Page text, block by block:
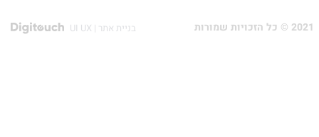
בניית אתר | UI UX